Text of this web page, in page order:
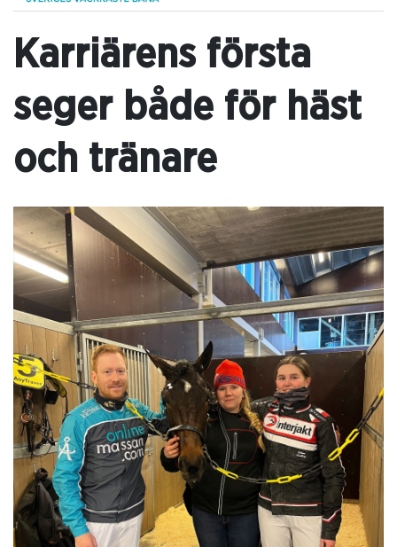
Karriärens första
seger både för häst
och tränare